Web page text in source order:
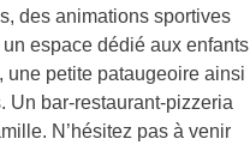
des animations sportives
espace dédié aux enfants
une petite pataugeoire ainsi
Un bar-restaurant-pizzeria
N’hésitez pas à venir